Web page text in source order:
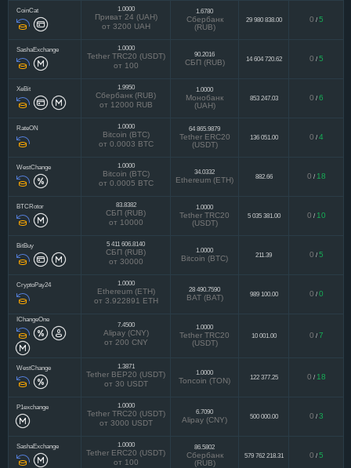
CoinCat 1.0000
Приват 24 (UAH)
от 3200 UAH
1.6780
Сбербанк
(RUB)
29 980 838.00 0 / 5
SashaExchange 1.0000
Tether TRC20 (USDT)
от 100
90.2016
СБП (RUB) 14 604 720.62 0 / 5
XeBit 1.9950
Сбербанк (RUB)
от 12000 RUB
1.0000
Монобанк
(UAH)
853 247.03 0 / 6
RateON 1.0000
Bitcoin (BTC)
от 0.0003 BTC
64 865.9879
Tether ERC20
(USDT)
136 051.00 0 / 4
WestChange 1.0000
Bitcoin (BTC)
от 0.0005 BTC
34.0332
Ethereum (ETH) 882.66 0 / 18
BTCRotor 83.8382
СБП (RUB)
от 10000
1.0000
Tether TRC20
(USDT)
5 035 381.00 0 / 10
BitBuy 5 411 606.8140
СБП (RUB)
от 30000
1.0000
Bitcoin (BTC) 211.39 0 / 5
CryptoPay24 1.0000
Ethereum (ETH)
от 3.922891 ETH
28 490.7590
BAT (BAT) 989 100.00 0 / 0
IChangeOne
7.4500
Alipay (CNY)
от 200 CNY
1.0000
Tether TRC20
(USDT)
10 001.00 0 / 7
WestChange 1.3871
Tether BEP20 (USDT)
от 30 USDT
1.0000
Toncoin (TON) 122 377.25 0 / 18
P1exchange 1.0000
Tether TRC20 (USDT)
от 3000 USDT
6.7090
Alipay (CNY) 500 000.00 0 / 3
SashaExchange 1.0000
Tether ERC20 (USDT)
от 100
86.5802
Сбербанк
(RUB)
579 762 218.31 0 / 5